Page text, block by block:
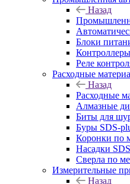
Назад
Блоки
Контроллеры
Реле
Расходные
Назад
Расходные
Алмазные
Биты для
Буры SDS-
Коронки по
Насадки
Сверла по
Измерительные
Назад